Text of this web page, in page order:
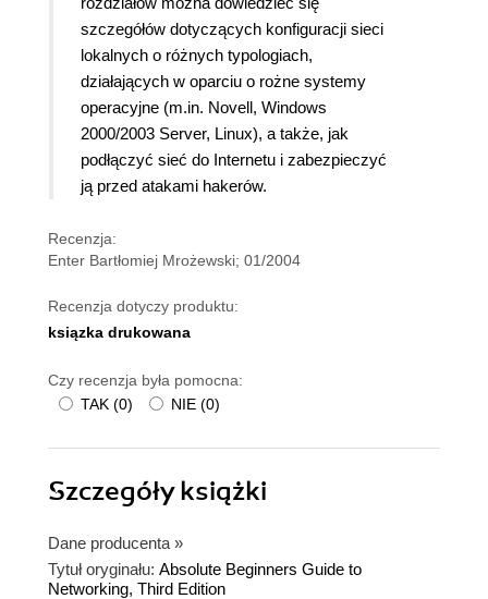
szczegółów dotyczących konfiguracji sieci
lokalnych o różnych typologiach,
działających w oparciu o rożne systemy
operacyjne (m.in. Novell, Windows
2000/2003 Server, Linux), a także, jak
podłączyć sieć do Internetu i zabezpieczyć
ją przed atakami hakerów.
Recenzja:
Enter Bartłomiej Mrożewski; 01/2004
Recenzja dotyczy produktu:
ksiązka drukowana
Czy recenzja była pomocna:
TAK (0) NIE (0)
Szczegółyksiążki
Dane producenta »
Tytuł oryginału: Absolute Beginners Guide to
Networking, Third Edition